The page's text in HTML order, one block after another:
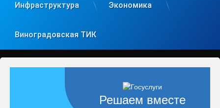
Инфраструктура Экономика
Виноградовская ТИК
Решаем вместе